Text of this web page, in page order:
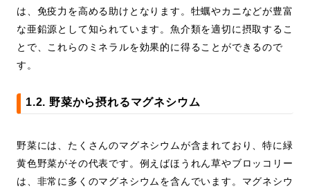
は、免疫力を高める助けとなります。牡蠣やカニなどが豊富
な亜鉛源として知られています。魚介類を適切に摂取するこ
とで、これらのミネラルを効果的に得ることができるので
す。
1.2. 野菜から摂れるマグネシウム
野菜には、たくさんのマグネシウムが含まれており、特に緑
黄色野菜がその代表です。例えばほうれん草やブロッコリー
は、非常に多くのマグネシウムを含んでいます。マグネシウ